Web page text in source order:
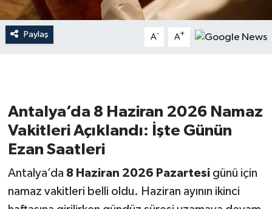
Paylaş A- A+
Antalya’da 8 Haziran 2026 Namaz
Vakitleri Açıklandı: İşte Günün
Ezan Saatleri
Antalya’da 8 Haziran 2026 Pazartesigünü için
namaz vakitleri belli oldu. Haziran ayının ikinci